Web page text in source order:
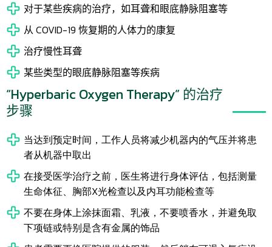
对于某些疾病的治疗，如耳聋和眼底静脉阻塞等
从 COVID-19 恢复期的人体力的康复
治疗慢性耳聋
某些类型的眼底静脉阻塞等疾病
“Hyperbaric Oxygen Therapy” 的治疗
步骤
当达到预定时间，工作人员将减少机器内的气压并将患
者从机器中取出
在接受医学治疗之前，医生将进行身体评估，包括测量
生命体征、胸部X光检查以及内耳功能检查等
不要在身体上涂抹面霜、乳液，不要喷香水，并避免取
下项链或特别是含有金属的饰品